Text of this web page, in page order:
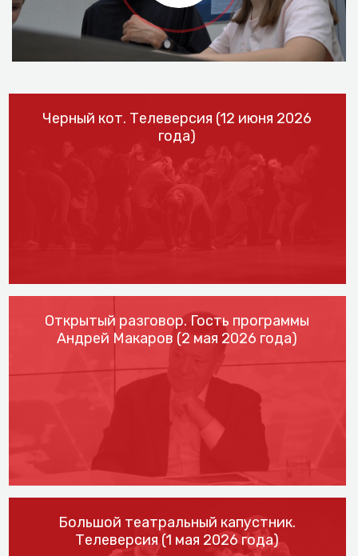
Черный кот. Телеверсия (12 июня 2026
года)
Открытый разговор. Гость программы
Андрей Макаров (2 мая 2026 года)
Большой театральный капустник.
Телеверсия (1 мая 2026 года)